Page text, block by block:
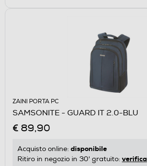
ZAINI PORTA PC
SAMSONITE - GUARD IT 2.0-BLU
€ 89,90
Acquisto online: disponibile
Ritiro in negozio in 30' gratuito: verifica